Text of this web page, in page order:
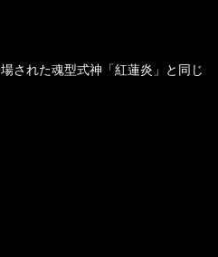
された魂型式神「紅蓮炎」と同じ